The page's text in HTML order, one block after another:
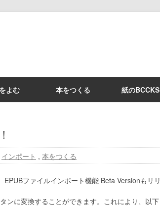
よむ 本をつくる 紙のBCCKS
インポート , 本をつくる
ファイルインポート機能 Beta Versionもリリ
ンに変換することができます。これにより、以下